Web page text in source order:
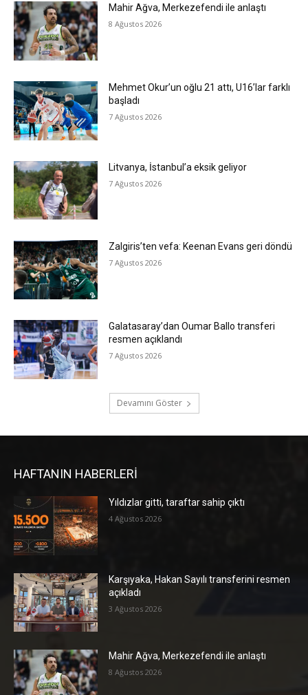
Mahir Ağva, Merkezefendi ile anlaştı
8 Ağustos 2026
Mehmet Okur’un oğlu 21 attı, U16’lar farklı
başladı
7 Ağustos 2026
Litvanya, İstanbul’a eksik geliyor
7 Ağustos 2026
Zalgiris’ten vefa: Keenan Evans geri döndü
7 Ağustos 2026
Galatasaray’dan Oumar Ballo transferi
resmen açıklandı
7 Ağustos 2026
Devamını Göster
HAFTANIN HABERLERİ
Yıldızlar gitti, taraftar sahip çıktı
4 Ağustos 2026
Karşıyaka, Hakan Sayılı transferini resmen
açıkladı
3 Ağustos 2026
Mahir Ağva, Merkezefendi ile anlaştı
8 Ağustos 2026